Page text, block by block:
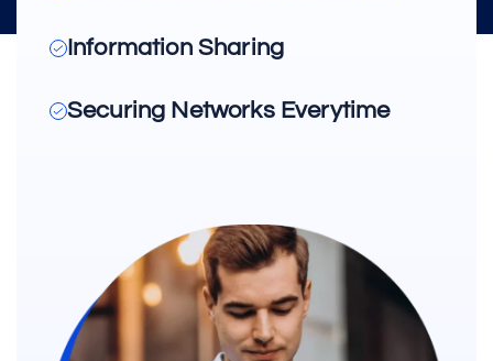
Information Sharing
Securing Networks Everytime